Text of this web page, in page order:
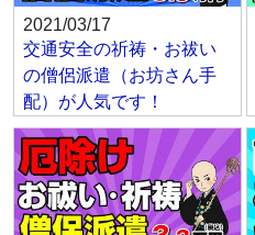
2021/03/17
交通安全の祈祷・お祓い
の僧侶派遣（お坊さん手
配）が人気です！